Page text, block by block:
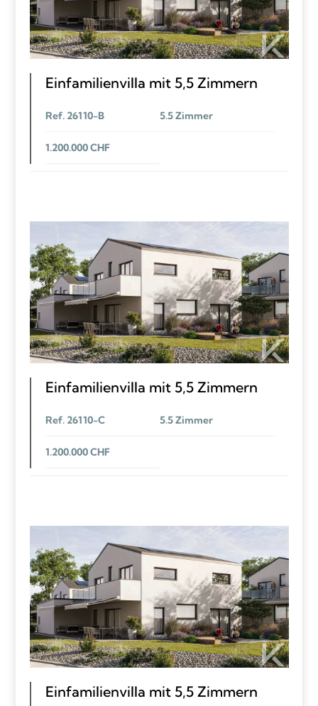
Einfamilienvilla mit 5,5 Zimmern
Ref. 26110-B 5.5 Zimmer
1.200.000 CHF
Einfamilienvilla mit 5,5 Zimmern
Ref. 26110-C 5.5 Zimmer
1.200.000 CHF
Einfamilienvilla mit 5,5 Zimmern